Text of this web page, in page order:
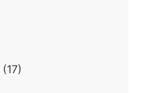
(17)